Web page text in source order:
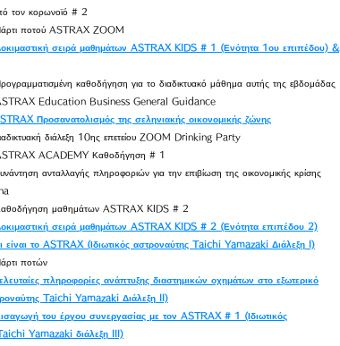
τον κορωνοϊό # 2
ποτού ASTRAX ZOOM
σειρά μαθημάτων ASTRAX KIDS # 1 (Ενότητα 1ου επιπέδου) &
καθοδήγηση για το διαδικτυακό μάθημα αυτής της εβδομάδας
Education Business General Guidance
Προσανατολισμός της σεληνιακής οικονομικής ζώνης
διάλεξη 10ης επετείου ZOOM Drinking Party
ACADEMY Καθοδήγηση # 1
ανταλλαγής πληροφοριών για την επιβίωση της οικονομικής κρίσης
μαθημάτων ASTRAX KIDS # 2
σειρά μαθημάτων ASTRAX KIDS # 2 (Ενότητα επιπέδου 2)
είναι το ASTRAX (Ιδιωτικός αστροναύτης Taichi Yamazaki Διάλεξη I)
ποτών
πληροφορίες ανάπτυξης διαστημικών οχημάτων στο εξωτερικό
Taichi Yamazaki Διάλεξη II)
του έργου συνεργασίας με τον ASTRAX # 1 (Ιδιωτικός
Yamazaki διάλεξη III)